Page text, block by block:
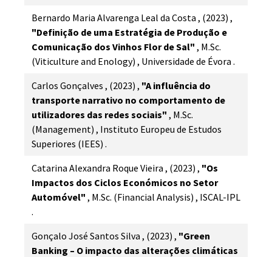
Bernardo Maria Alvarenga Leal da Costa , (2023) ,
"Definição de uma Estratégia de Produção e
Comunicação dos Vinhos Flor de Sal" , M.Sc.
(Viticulture and Enology) , Universidade de Évora .
Carlos Gonçalves , (2023) , "A influência do
transporte narrativo no comportamento de
utilizadores das redes sociais" , M.Sc.
(Management) , Instituto Europeu de Estudos
Superiores (IEES) .
Catarina Alexandra Roque Vieira , (2023) , "Os
Impactos dos Ciclos Económicos no Setor
Automóvel" , M.Sc. (Financial Analysis) , ISCAL-IPL
.
Gonçalo José Santos Silva , (2023) , "Green
Banking – O impacto das alterações climáticas